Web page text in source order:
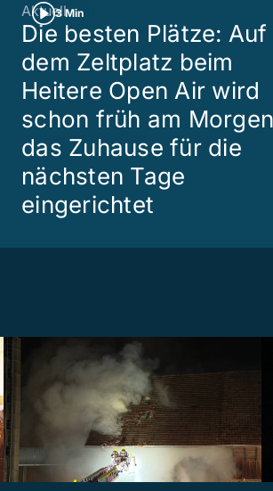
3 Min
Aktuell
Die besten Plätze: Auf
dem Zeltplatz beim
Heitere Open Air wird
schon früh am Morgen
das Zuhause für die
nächsten Tage
eingerichtet